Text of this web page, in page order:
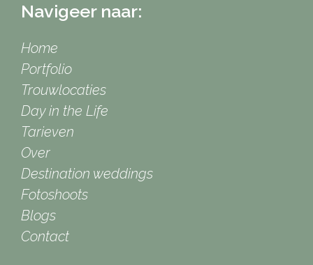
Navigeer naar:
Home
Portfolio
Trouwlocaties
Day in the Life
Tarieven
Over
Destination weddings
Fotoshoots
Blogs
Contact